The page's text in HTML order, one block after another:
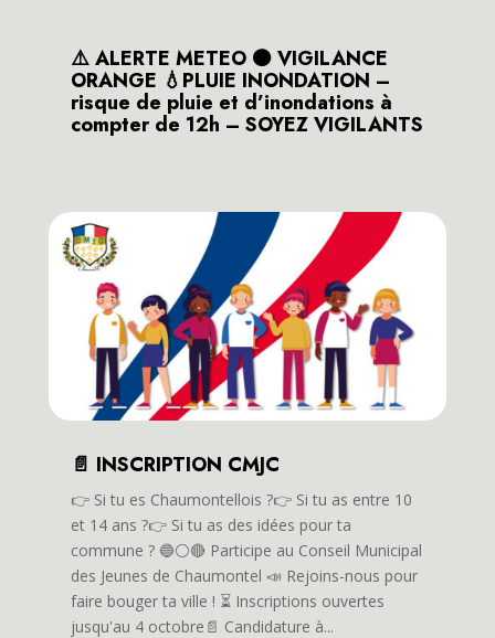
⚠️ ALERTE METEO 🟠 VIGILANCE
ORANGE 💧PLUIE INONDATION –
risque de pluie et d’inondations à
compter de 12h – SOYEZ VIGILANTS
📄 INSCRIPTION CMJC
👉️ Si tu es Chaumontellois ?👉️ Si tu as entre 10
et 14 ans ?👉️ Si tu as des idées pour ta
commune ? 🔵⚪️🔴 Participe au Conseil Municipal
des Jeunes de Chaumontel 📣 Rejoins-nous pour
faire bouger ta ville ! ⏳️ Inscriptions ouvertes
jusqu'au 4 octobre📄 Candidature à...